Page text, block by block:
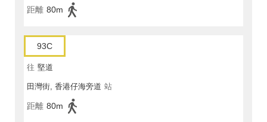
距離 80m
93C
往 堅道
田灣街, 香港仔海旁道 站
距離 80m